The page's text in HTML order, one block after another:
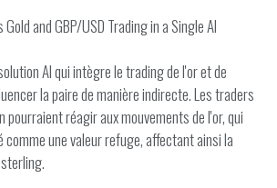
and GBP/USD Trading in a Single AI
AI qui intègre le trading de l'or et de
la paire de manière indirecte. Les traders
réagir aux mouvements de l'or, qui
une valeur refuge, affectant ainsi la